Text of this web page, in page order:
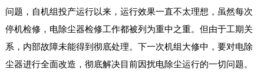
问题，自机组投产运行以来，运行效果一直不太理想，虽然每次
停机检修，电除尘器检修工作都被列为重中之重。但由于工期关
系，内部故障未能得到彻底处理。下一次机组大修中，要对电除
尘器进行全面改造，彻底解决目前因扰电除尘运行的一切问题。